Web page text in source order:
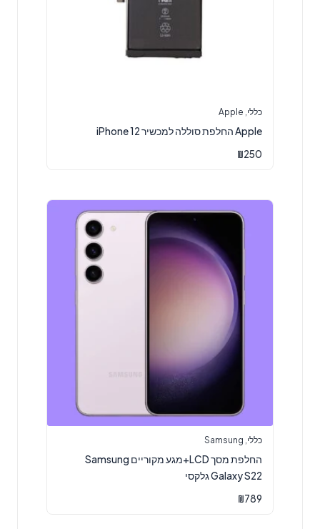
כללי,
Apple
Apple החלפת סוללה למכשיר iPhone 12
₪250
כללי,
Samsung
החלפת מסך LCD+מגע מקוריים Samsung
Galaxy S22 גלקסי
₪789